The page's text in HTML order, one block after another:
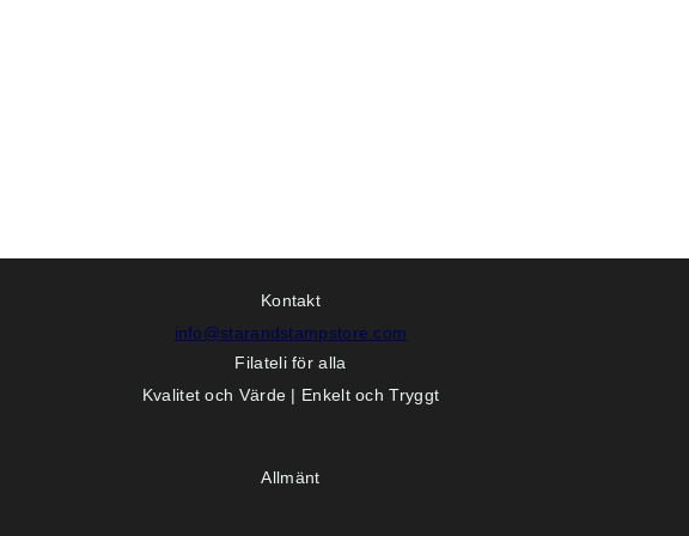
Kontakt
info@starandstampstore.com
Filateli för alla
Kvalitet och Värde | Enkelt och Tryggt
Allmänt